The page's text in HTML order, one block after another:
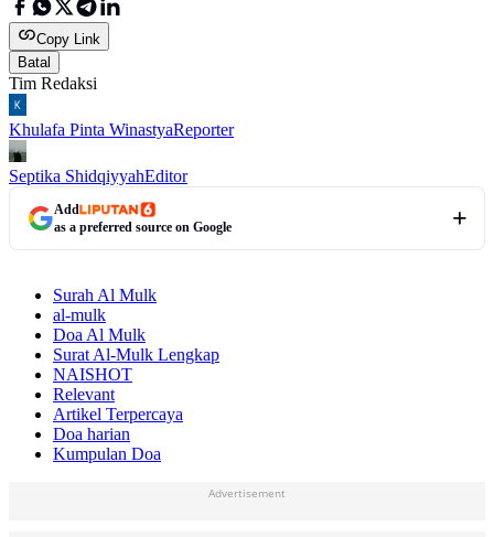
Copy Link
Batal
Tim Redaksi
Khulafa Pinta WinastyaReporter
Septika ShidqiyyahEditor
Add
as a preferred source on Google
Surah Al Mulk
al-mulk
Doa Al Mulk
Surat Al-Mulk Lengkap
NAISHOT
Relevant
Artikel Terpercaya
Doa harian
Kumpulan Doa
Advertisement